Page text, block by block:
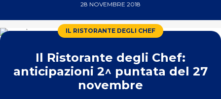
28 NOVEMBRE 2018
IL RISTORANTE DEGLI CHEF
Il Ristorante degli Chef:
anticipazioni 2^ puntata del 27
novembre